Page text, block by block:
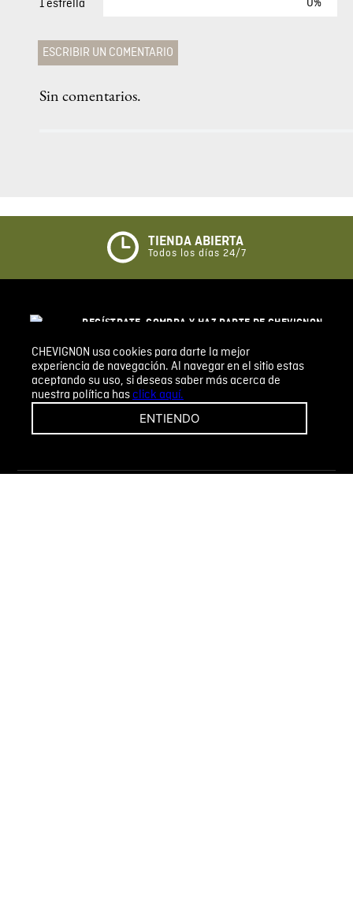
CHEVIGNON usa cookies para darte la mejor
experiencia de navegación. Al navegar en el sitio estas
aceptando su uso, si deseas saber más acerca de
nuestra política hasclick aquí.
ENTIENDO
1 estrella 0%
ESCRIBIR UN COMENTARIO
Califique el producto de 1 a 5 estrellas
★☆ ☆
Su nombre
Correo electrónico
Escribir comentario
Sin comentarios.
TIENDA ABIERTA
Todos los días 24/7
REGÍSTRATE, COMPRA Y HAZ PARTE DE CHEVIGNON
TODOS LOS BENEFICIOS QUE TENEMOS PARA TI.
REGISTRARSE